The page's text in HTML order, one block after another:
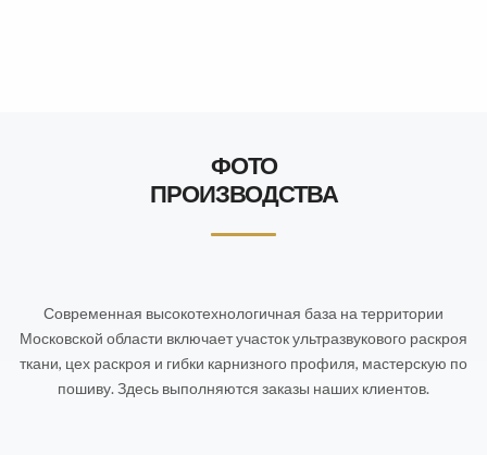
ФОТО
ПРОИЗВОДСТВА
Современная высокотехнологичная база на территории
Московской области включает участок ультразвукового раскроя
ткани, цех раскроя и гибки карнизного профиля, мастерскую по
пошиву. Здесь выполняются заказы наших клиентов.